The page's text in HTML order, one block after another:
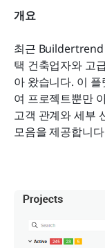
개요
최근
택 건축업자와 고
아 왔습니다. 이
여 프로젝트뿐만
고객 관계와 세부
모음을 제공합니